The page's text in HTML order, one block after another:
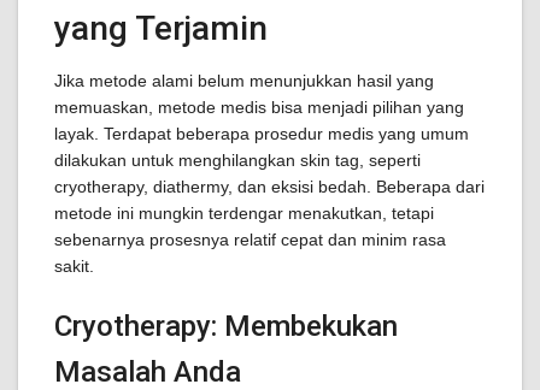
yang Terjamin
Jika metode alami belum menunjukkan hasil yang
memuaskan, metode medis bisa menjadi pilihan yang
layak. Terdapat beberapa prosedur medis yang umum
dilakukan untuk menghilangkan skin tag, seperti
cryotherapy, diathermy, dan eksisi bedah. Beberapa dari
metode ini mungkin terdengar menakutkan, tetapi
sebenarnya prosesnya relatif cepat dan minim rasa
sakit.
Cryotherapy: Membekukan
Masalah Anda